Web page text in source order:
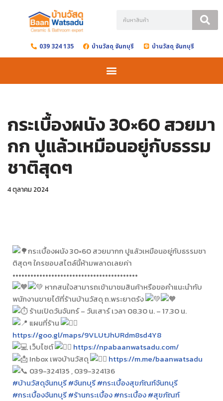
content 039 324 135 บ้านวัสดุ จันทบุรี บ้านวัสดุ จันทบุรี
กระเบื้องผนัง 30×60 สวยมา
กก ปูแล้วเหมือนอยู่กับธรรม
ชาติสุดๆ
4 ตุลาคม 2024
กระเบื้องผนัง 30×60 สวยมากก ปูแล้วเหมือนอยู่กับธรรมชา
ติสุดๆ ใครชอบสไตล์นี้ห้ามพลาดเลยค่า
••••••••••••••••••••••••••••••••••••••••••
หากสนใจสามารถเข้ามาชมสินค้าหรือขอคำแนะนำกับ
พนักงานขายได้ที่ร้านบ้านวัสดุ ถ.พระยาตรัง
ร้านเปิดวันจันทร์ – วันเสาร์ เวลา 08.30 น. – 17.30 น.
แผนที่ร้าน
https://goo.gl/maps/9VLUtJhURdm8sd4Y8
เว็บไซต์
https://npabaanwatsadu.com/
Inbox เพจบ้านวัสดุ
https://m.me/baanwatsadu
039-324135 , 039-324136
#บ้านวัสดุจันทบุรี#จันทบุรี#กระเบื้องสุขภัณฑ์จันทบุรี
#กระเบื้องจันทบุรี#ร้านกระเบื้อง#กระเบื้อง#สุขภัณฑ์